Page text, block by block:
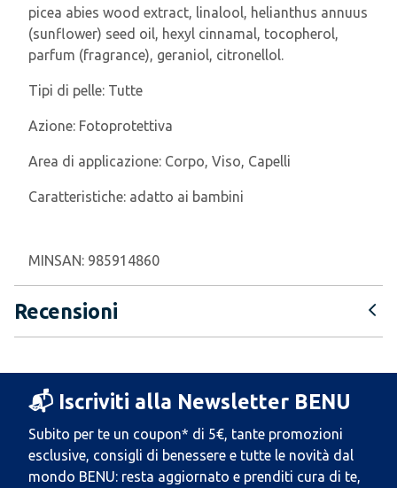
picea abies wood extract, linalool, helianthus annuus
(sunflower) seed oil, hexyl cinnamal, tocopherol,
parfum (fragrance), geraniol, citronellol.
Tipi di pelle: Tutte
Azione: Fotoprotettiva
Area di applicazione: Corpo, Viso, Capelli
Caratteristiche: adatto ai bambini
MINSAN: 985914860
Recensioni
📬 Iscriviti alla Newsletter BENU
Subito per te un coupon* di 5€, tante promozioni
esclusive, consigli di benessere e tutte le novità dal
mondo BENU: resta aggiornato e prenditi cura di te,